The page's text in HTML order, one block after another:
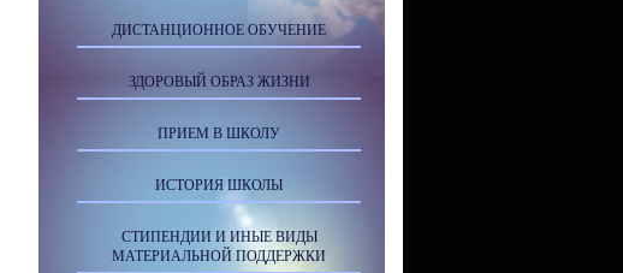
ДИСТАНЦИОННОЕ ОБУЧЕНИЕ
ЗДОРОВЫЙ ОБРАЗ ЖИЗНИ
ПРИЕМ В ШКОЛУ
ИСТОРИЯ ШКОЛЫ
СТИПЕНДИИ И ИНЫЕ ВИДЫ
МАТЕРИАЛЬНОЙ ПОДДЕРЖКИ